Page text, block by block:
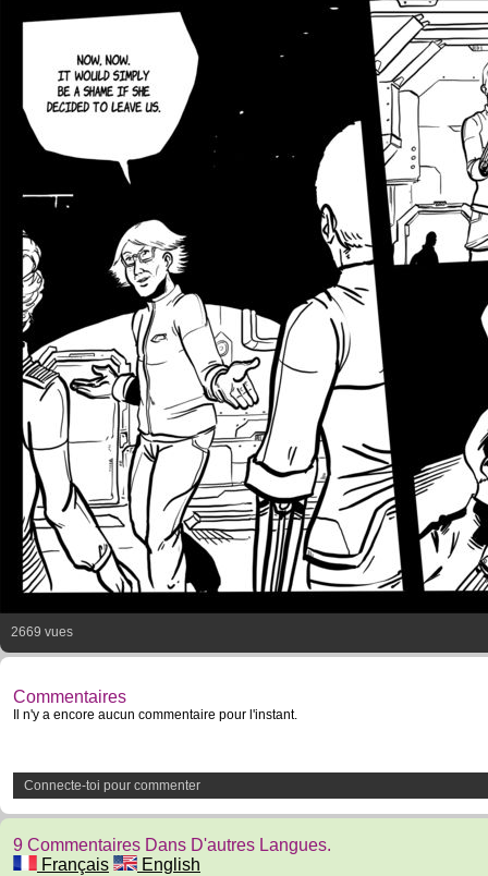
2669 vues
Commentaires
Il n'y a encore aucun commentaire pour l'instant.
Connecte-toi pour commenter
9 Commentaires Dans D'autres Langues.
Français
English